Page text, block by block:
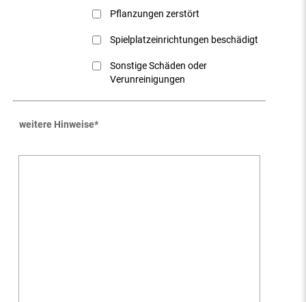
Pflanzungen zerstört
Spielplatzeinrichtungen beschädigt
Sonstige Schäden oder
Verunreinigungen
weitere Hinweise*